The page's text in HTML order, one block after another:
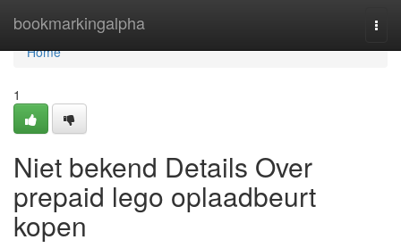
bookmarkingalpha
Home
Home
1
Niet bekend Details Over
prepaid lego oplaadbeurt
kopen